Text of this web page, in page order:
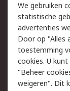
Track &
Wettelijk
Cookiebeleid
Privacybeleid
Algemene
We gebruiken
statistische
advertenties
Door op "Alles
toestemming
cookies. U
"Beheer
weigeren". Dit